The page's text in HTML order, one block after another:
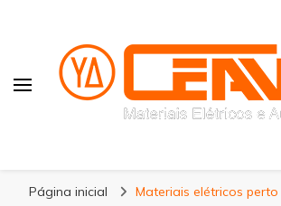
Produtos do Setor de
Página inicial Materiais elétricos perto